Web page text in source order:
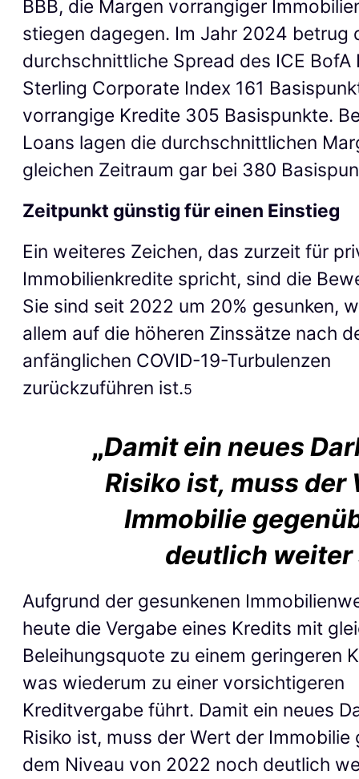
BBB, die Margen vorrangiger
stiegen dagegen. Im Jahr 2024 betrug
durchschnittliche Spread des ICE BofA
Sterling Corporate Index 161
vorrangige Kredite 305 Basispunkte.
Loans lagen die durchschnittlichen
gleichen Zeitraum gar bei 380
Zeitpunkt günstig für einen Einstieg
Ein weiteres Zeichen, das zurzeit für
Immobilienkredite spricht, sind die
Sie sind seit 2022 um 20% gesunken,
allem auf die höheren Zinssätze nach
anfänglichen COVID-19-Turbulenzen
zurückzuführen ist.5
„Damit ein neues
Risiko ist, muss der
Immobilie
deutlich weiter
Aufgrund der gesunkenen
heute die Vergabe eines Kredits mit
Beleihungsquote zu einem geringeren
was wiederum zu einer vorsichtigeren
Kreditvergabe führt. Damit ein neues
Risiko ist, muss der Wert der Immobilie
dem Niveau von 2022 noch deutlich